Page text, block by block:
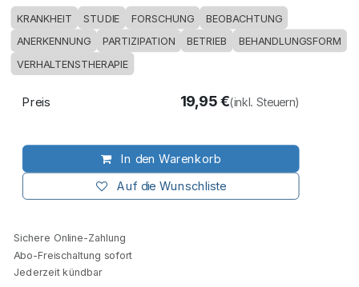
KRANKHEIT STUDIE FORSCHUNG BEOBACHTUNG
ANERKENNUNG PARTIZIPATION BETRIEB
BEHANDLUNGSFORM
VERHALTENSTHERAPIE
In den Warenkorb
Auf die Wunschliste
Preis 19,95€(inkl. Steuern)
Sichere Online-Zahlung
Abo-Freischaltung sofort
Jederzeit kündbar